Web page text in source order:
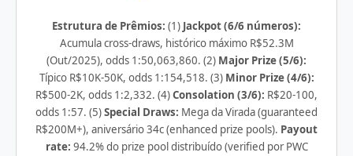
Estrutura de Prêmios: (1) Jackpot (6/6 números):
Acumula cross-draws, histórico máximo R$52.3M
(Out/2025), odds 1:50,063,860. (2) Major Prize (5/6):
Típico R$10K-50K, odds 1:154,518. (3) Minor Prize (4/6):
R$500-2K, odds 1:2,332. (4)Consolation (3/6): R$20-100,
odds 1:57. (5)Special Draws: Mega da Virada (guaranteed
R$200M+), aniversário 34c (enhanced prize pools). Payout
rate: 94.2% do prize pool distribuído (verified por PWC